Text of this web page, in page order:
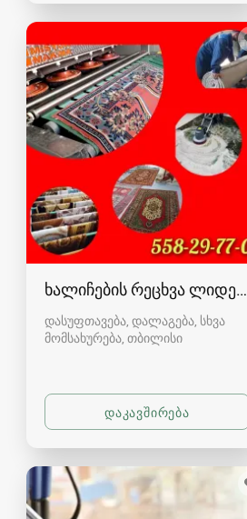
ხალიჩების რეცხვა ლიდერი
დასუფთავება, დალაგება, სხვა
მომსახურება თბილისი